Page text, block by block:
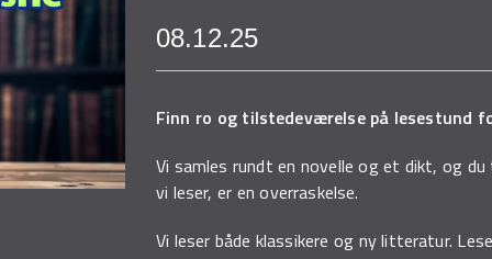
08.12.25
Finn ro og tilstedeværelse på lesestund
Vi samles rundt en novelle og et dikt, og
vi leser, er en overraskelse.
Vi leser både klassikere og ny litteratur.